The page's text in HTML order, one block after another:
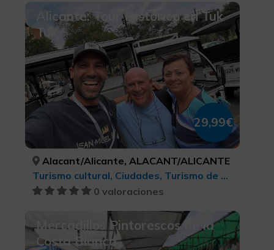
Alicante: Tour Histórico en Tuk
Tuk
29,99€
Alacant/Alicante, ALACANT/ALICANTE
Turismo cultural, Ciudades, Turismo de ocio y diversión
0 valoraciones
Mercadillos Pintorescos de la
Costa Blanca